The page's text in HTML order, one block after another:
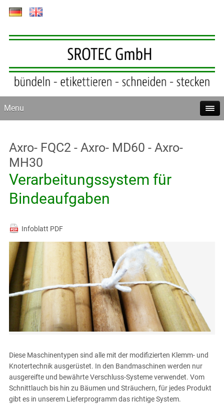
content
Menu
Axro- FQC2 - Axro- MD60 - Axro-
MH30
Verarbeitungssystem für
Bindeaufgaben
Infoblatt PDF
Diese Maschinentypen sind alle mit der modifizierten Klemm- und
Knotertechnik ausgerüstet. In den Bandmaschinen werden nur
ausgereifte und bewährte Verschluss-Systeme verwendet. Vom
Schnittlauch bis hin zu Bäumen und Sträuchern, für jedes Produkt
gibt es in unserem Lieferprogramm das richtige System.